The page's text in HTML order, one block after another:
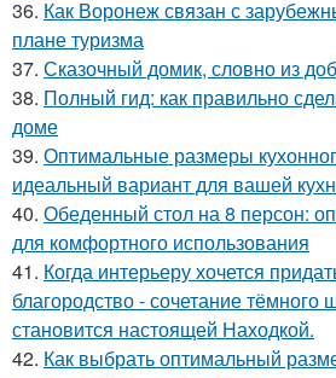
36. Как Воронеж связан с
плане туризма
37. Сказочный домик, словно из
38. Полный гид: как правильно
доме
39. Оптимальные размеры
идеальный вариант для вашей
40. Обеденный стол на 8 персон:
для комфортного использования
41. Когда интерьеру хочется
благородство - сочетание тёмного
становится настоящей Находкой.
42. Как выбрать оптимальный